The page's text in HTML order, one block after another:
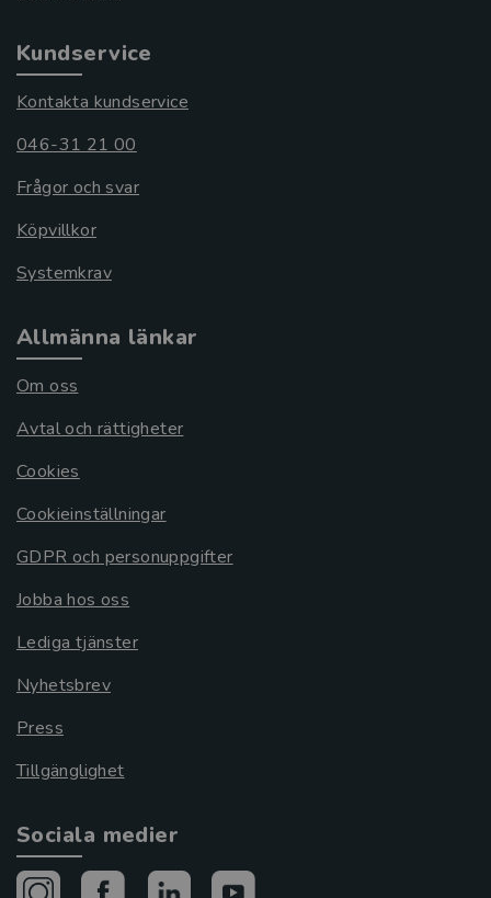
Kundservice
Kontakta kundservice
046-31 21 00
Frågor och svar
Köpvillkor
Systemkrav
Allmänna länkar
Om oss
Avtal och rättigheter
Cookies
Cookieinställningar
GDPR och personuppgifter
Jobba hos oss
Lediga tjänster
Nyhetsbrev
Press
Tillgänglighet
Sociala medier